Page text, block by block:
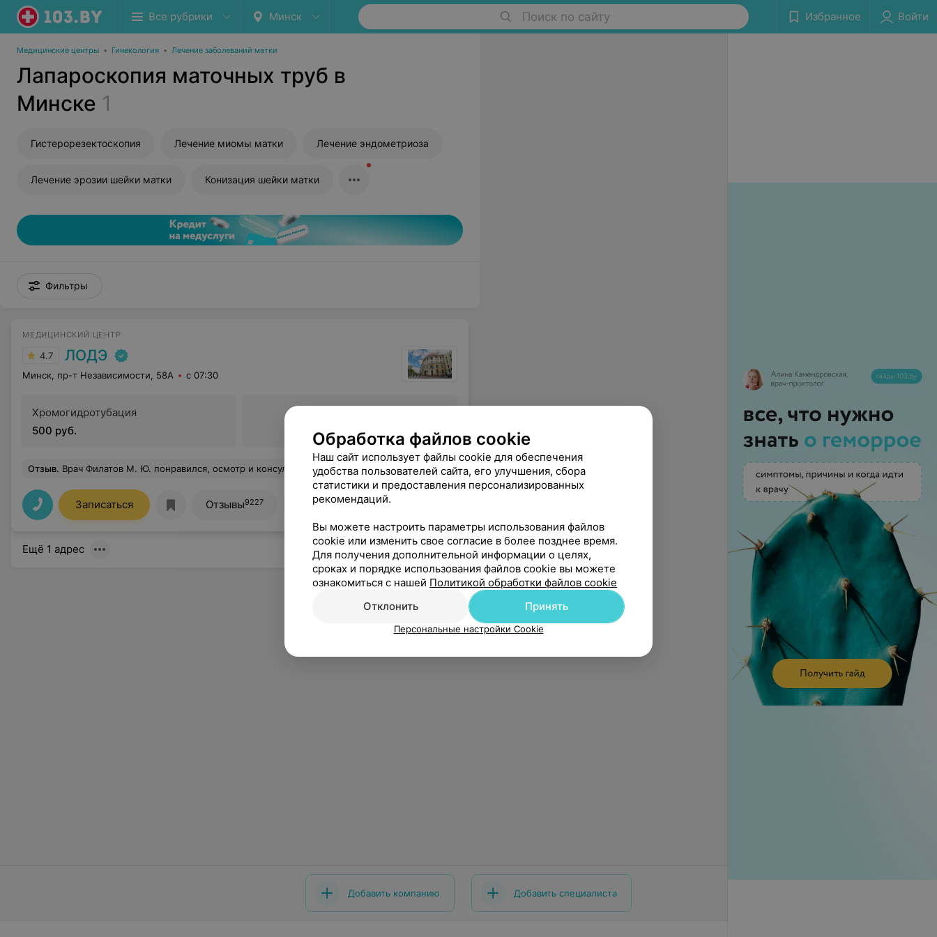
Все рубрики Минск Поиск по сайту Избранное Войти
Медицинские центры • Гинекология • Лечение заболеваний матки
Лапароскопия маточных труб в
Минске 1
Гистерорезектоскопия Лечение миомы матки Лечение эндометриоза
Лечение эрозии шейки матки Конизация шейки матки
Фильтры
МЕДИЦИНСКИЙ ЦЕНТР
4.7 ЛОДЭ
Минск, пр-т Независимости, 58А с 07:30
Хромогидротубация
500 руб.
Отзыв. Врач Филатов М. Ю. понравился, осмотр и консультация была максимально результативными, однозначно отличный специалист, рекомендую. Еще
Записаться Отзывы9227 Все адреса
Ещё 1 адрес
Добавить компанию Добавить специалиста
Обработка файлов cookie
Наш сайт использует файлы cookie для обеспечения
удобства пользователей сайта, его улучшения, сбора
статистики и предоставления персонализированных
рекомендаций.
Вы можете настроить параметры использования файлов
cookie или изменить свое согласие в более позднее время.
Для получения дополнительной информации о целях,
сроках и порядке использования файлов cookie вы можете
ознакомиться с нашей Политикой обработки файлов cookie
Отклонить
Принять
Персональные настройки Cookie